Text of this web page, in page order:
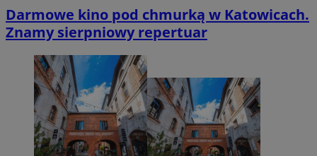
Darmowe kino pod chmurką w Katowicach.
Znamy sierpniowy repertuar